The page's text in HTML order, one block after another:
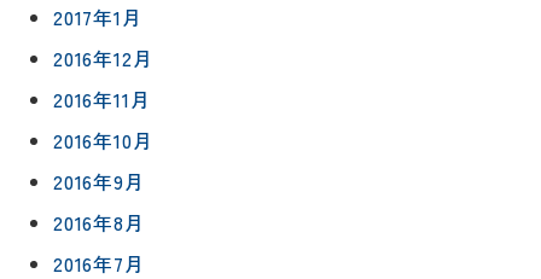
2017年1月
2016年12月
2016年11月
2016年10月
2016年9月
2016年8月
2016年7月